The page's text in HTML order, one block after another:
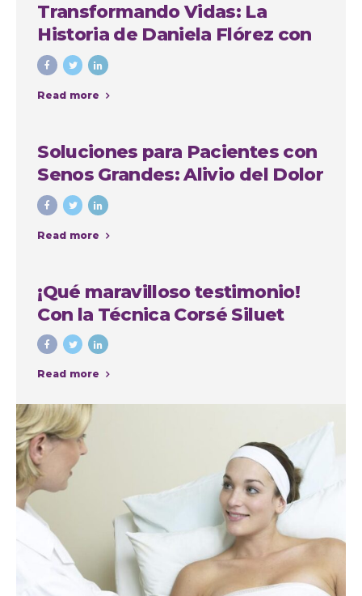
Transformando Vidas: La
Historia de Daniela Flórez con
Nuestro Grupo Quirúrgico en
Medellín
Read more
Soluciones para Pacientes con
Senos Grandes: Alivio del Dolor
de Espalda, Mejora de la
Comodidad y Recuperación de
la Autoestima
Read more
¡Qué maravilloso testimonio!
Con la Técnica Corsé Siluet
Read more